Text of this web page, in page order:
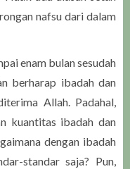
nafsu dari dalam
enam bulan sesudah
berharap ibadah dan
Allah. Padahal,
kuantitas ibadah dan
dengan ibadah
standar saja? Pun,